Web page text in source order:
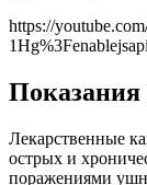
https://
Лекарственные
острых и
поражениями